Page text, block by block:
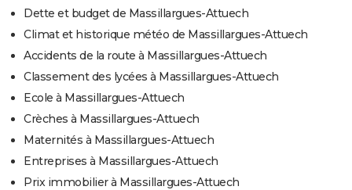
Dette et budget de Massillargues-Attuech
Climat et historique météo de Massillargues-Attuech
Accidents de la route à Massillargues-Attuech
Classement des lycées à Massillargues-Attuech
Ecole à Massillargues-Attuech
Crèches à Massillargues-Attuech
Maternités à Massillargues-Attuech
Entreprises à Massillargues-Attuech
Prix immobilier à Massillargues-Attuech